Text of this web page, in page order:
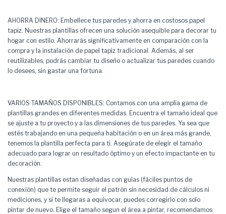
AHORRA DINERO: Embellece tus paredes y ahorra en costosos papel
tapiz. Nuestras plantillas ofrecen una solución asequible para decorar tu
hogar con estilo. Ahorrarás significativamente en comparación con la
compra y la instalación de papel tapiz tradicional. Además, al ser
reutilizables, podrás cambiar tu diseño o actualizar tus paredes cuando
lo desees, sin gastar una fortuna.
VARIOS TAMAÑOS DISPONIBLES: Contamos con una amplia gama de
plantillas grandes en diferentes medidas. Encuentra el tamaño ideal que
se ajuste a tu proyecto y a las dimensiones de tus paredes. Ya sea que
estés trabajando en una pequeña habitación o en un área más grande,
tenemos la plantilla perfecta para ti. Asegúrate de elegir el tamaño
adecuado para lograr un resultado óptimo y un efecto impactante en tu
decoración.
Nuestras plantillas estan diseñadas con guìas (fáciles puntos de
conexión) que te permite seguir el patrón sin necesidad de cálculos ni
mediciones, y si te llegaras a equivocar, puedes corregirlo con solo
pintar de nuevo. Elige el tamaño segun el área a pintar, recomendamos